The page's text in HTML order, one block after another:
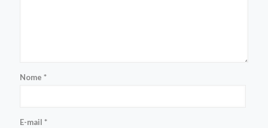
Nome *
E-mail *